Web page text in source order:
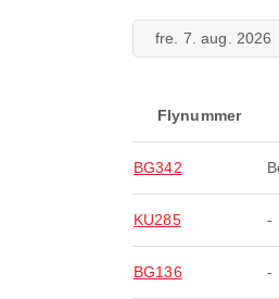
fre. 7. aug. 2026
Flynummer
BG342
KU285 -
BG136 -